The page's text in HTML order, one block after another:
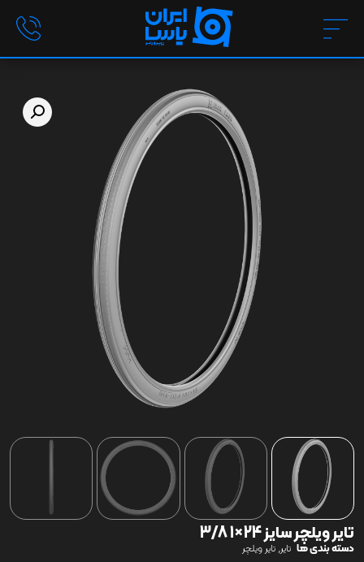
تایر ویلچر سایز 24×1 3/8
دسته بندی ها تایر, تایر ویلچر